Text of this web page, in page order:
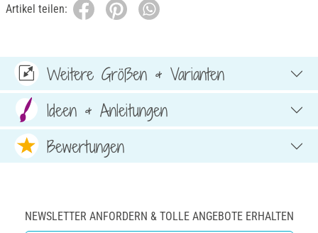
Artikel teilen:
Weitere Größen & Varianten
Ideen & Anleitungen
Bewertungen
NEWSLETTER ANFORDERN & TOLLE ANGEBOTE ERHALTEN